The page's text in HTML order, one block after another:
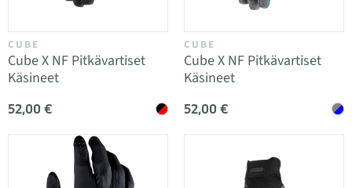
CUBE
Cube X NF Pitkävartiset
Käsineet
52,00 €
CUBE
Cube X NF Pitkävartiset
Käsineet
52,00 €